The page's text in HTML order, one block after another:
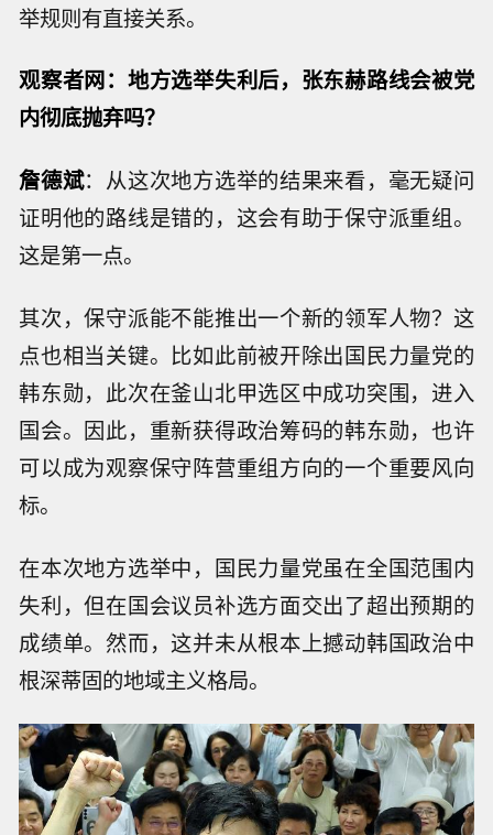
举规则有直接关系。
观察者网：地方选举失利后，张东赫路线会被党
内彻底抛弃吗？
詹德斌：从这次地方选举的结果来看，毫无疑问
证明他的路线是错的，这会有助于保守派重组。
这是第一点。
其次，保守派能不能推出一个新的领军人物？这
点也相当关键。比如此前被开除出国民力量党的
韩东勋，此次在釜山北甲选区中成功突围，进入
国会。因此，重新获得政治筹码的韩东勋，也许
可以成为观察保守阵营重组方向的一个重要风向
标。
在本次地方选举中，国民力量党虽在全国范围内
失利，但在国会议员补选方面交出了超出预期的
成绩单。然而，这并未从根本上撼动韩国政治中
根深蒂固的地域主义格局。